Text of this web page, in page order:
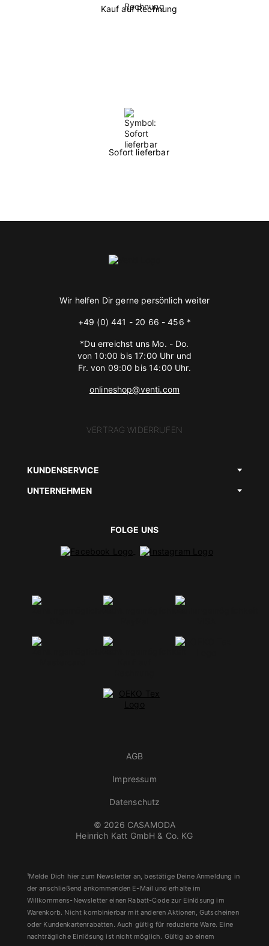
Kauf auf Rechnung
Sofort lieferbar
Wir helfen Dir gerne persönlich weiter
+49 (0) 441 - 20 66 - 456 *
*Du erreichst uns Mo. - Do.
von 10:00 bis 17:00 Uhr und
Fr. von 09:00 bis 14:00 Uhr.
onlineshop@venti.com
VERTRAG WIDERRUFEN
KUNDENSERVICE
UNTERNEHMEN
FOLGE UNS
© 2026 CASAMODA
Heinrich Katt GmbH & Co. KG
AGB
Impressum
Datenschutz
¹Melde Dich hier zum Newsletter an, bestätige Deine Anmeldung in
der anschließend ankommenden E-Mail und erhalte im
Willkommens-Newsletter einen Rabatt-Code zur Einlösung im
Warenkorb. Nicht kombinierbar mit anderen Aktionen, Gutscheinen
oder Kundenkartenrabatten. Auch gültig für reduzierte Ware. Eine
nachträgliche Einlösung ist nicht möglich. Gültig ab einem